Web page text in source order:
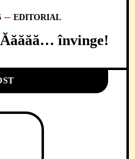
EDITORIAL
învinge!